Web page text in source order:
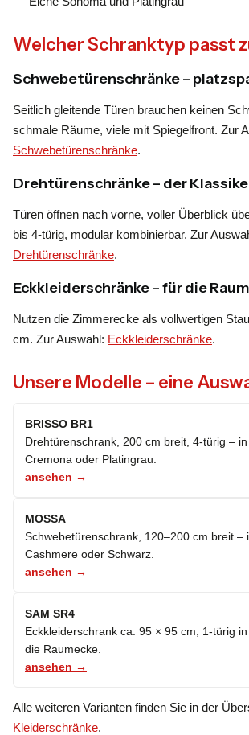
Welcher Schranktyp passt
Schwebetürenschränke –
Seitlich gleitende Türen brauchen keinen
schmale Räume, viele mit Spiegelfront. Zur
Schwebetürenschränke.
Drehtürenschränke – der
Türen öffnen nach vorne, voller Überblick
bis 4-türig, modular kombinierbar. Zur
Drehtürenschränke.
Eckkleiderschränke – für die
Nutzen die Zimmerecke als vollwertigen
cm. Zur Auswahl: Eckkleiderschränke.
Unsere Modelle – eine
BRISSO BR1
Drehtürenschrank, 200 cm breit, 4-türig –
Cremona oder Platingrau.
ansehen →
MOSSA
Schwebetürenschrank, 120–200 cm breit –
Cashmere oder Schwarz.
ansehen →
SAM SR4
Eckkleiderschrank ca. 95 × 95 cm, 1-türig
die Raumecke.
ansehen →
Alle weiteren Varianten finden Sie in der
Kleiderschränke.